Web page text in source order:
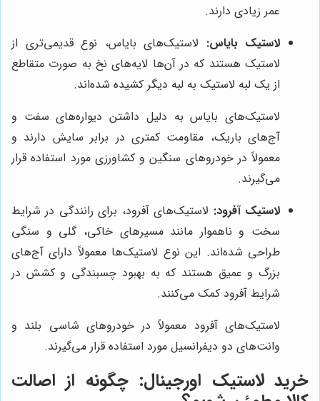
عمر زیادی دارند.
لاستیک بایاس: لاستیک‌های بایاس، نوع قدیمی‌تری از
لاستیک هستند که در آن‌ها لایه‌های نخ به صورت متقاطع
از یک لبه لاستیک به لبه دیگر کشیده شده‌اند.
لاستیک‌های بایاس به دلیل داشتن دیواره‌های سفت و
آج‌های باریک، مقاومت کمتری در برابر سایش دارند و
معمولاً در خودروهای سنگین و کشاورزی مورد استفاده قرار
می‌گیرند.
لاستیک آفرود: لاستیک‌های آفرود، برای رانندگی در شرایط
سخت و ناهموار مانند مسیرهای خاکی، گلی و سنگی
طراحی شده‌اند. این نوع لاستیک‌ها معمولاً دارای آج‌های
بزرگ و عمیق هستند که به بهبود چسبندگی و کشش در
شرایط آفرود کمک می‌کنند.
لاستیک‌های آفرود معمولاً در خودروهای شاسی بلند و
وانت‌های دو دیفرانسیل مورد استفاده قرار می‌گیرند.
خرید لاستیک اورجینال: چگونه از اصالت